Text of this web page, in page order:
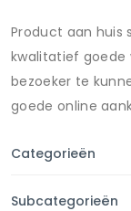
Product aan huis
kwalitatief goede
bezoeker te
goede online
Categorieën
Subcategorieën